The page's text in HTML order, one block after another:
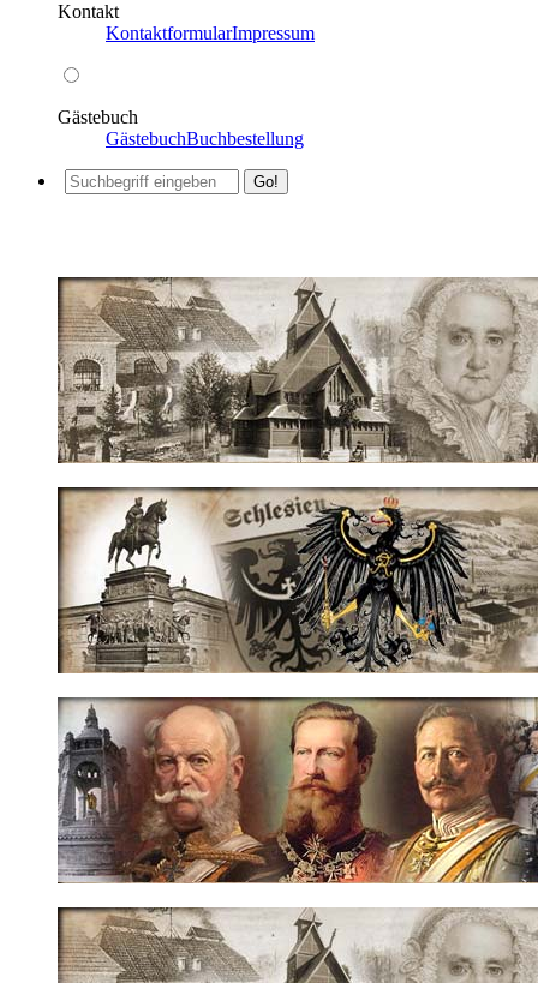
Kontakt
KontaktformularImpressum
Gästebuch
GästebuchBuchbestellung